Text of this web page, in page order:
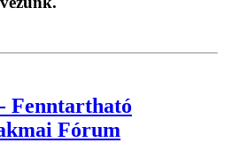
Fenntartható
Fórum